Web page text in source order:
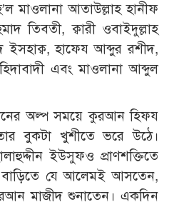
মাওলানা আতাউল্লাহ হানীফ
তিবতী, ক্বারী ওবাইদুল্লাহ
ইসহাক্ব, হাফেয আব্দুর রশীদ,
এবং মাওলানা আব্দুল
অল্প সময়ে কুরআন হিফয
বুকটা খুশীতে ভরে উঠে।
ইউসুফও প্রাণশক্তিতে
যে আলেমই আসতেন,
মাজীদ শুনাতেন। একদিন